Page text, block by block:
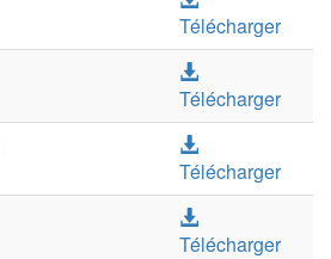
Télécharger
Télécharger
Télécharger
Télécharger